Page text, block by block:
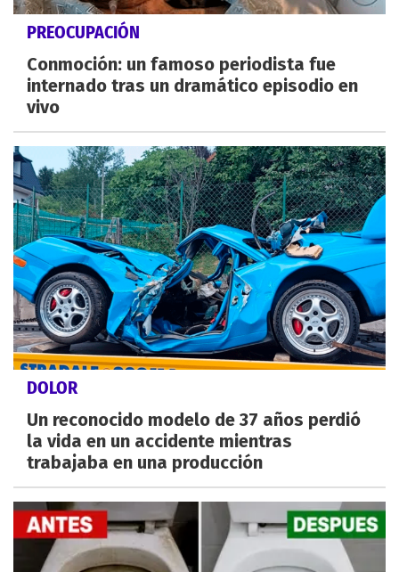
PREOCUPACIÓN
Conmoción: un famoso periodista fue
internado tras un dramático episodio en
vivo
DOLOR
Un reconocido modelo de 37 años perdió
la vida en un accidente mientras
trabajaba en una producción